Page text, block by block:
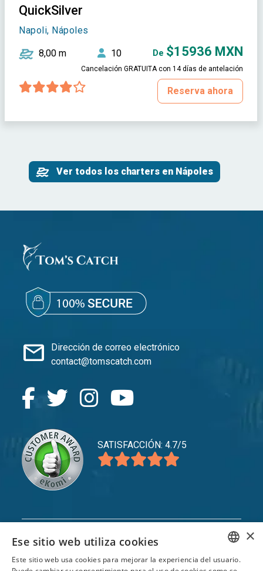
QuickSilver
Napoli, Nápoles
8,00 m 10 De $15936 MXN
Cancelación GRATUITA con 14 días de antelación
Reserva ahora
Ver todos los charters en Nápoles
mail
Dirección de correo electrónico
contact@tomscatch.com
SATISFACCIÓN: 4.7/5
expand_more
Explorar
×
Ese sitio web utiliza cookies
Este sitio web usa cookies para mejorar la experiencia del usuario.